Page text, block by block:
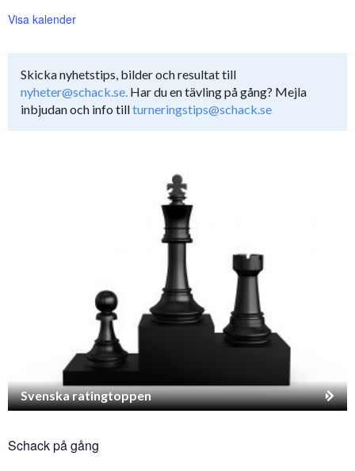
Visa kalender
Skicka nyhetstips, bilder och resultat till
nyheter@schack.se. Har du en tävling på gång? Mejla
inbjudan och info tillturneringstips@schack.se
Svenska ratingtoppen
Schack på gång